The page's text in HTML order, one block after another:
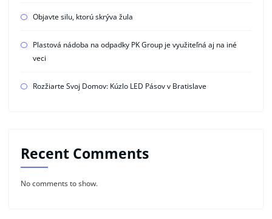
Objavte silu, ktorú skrýva žula
Plastová nádoba na odpadky PK Group je využiteľná aj na iné
veci
Rozžiarte Svoj Domov: Kúzlo LED Pásov v Bratislave
Recent Comments
No comments to show.